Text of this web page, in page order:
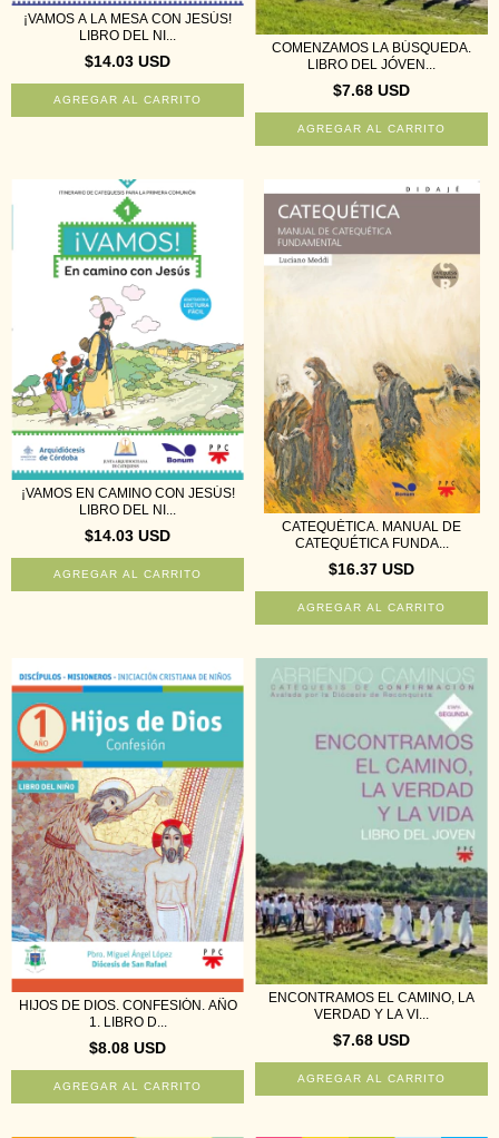
¡VAMOS A LA MESA CON JESÚS!
LIBRO DEL NI...
$14.03 USD
COMENZAMOS LA BÚSQUEDA.
LIBRO DEL JÓVEN...
$7.68 USD
¡VAMOS EN CAMINO CON JESÚS!
LIBRO DEL NI...
$14.03 USD
CATEQUÉTICA. MANUAL DE
CATEQUÉTICA FUNDA...
$16.37 USD
HIJOS DE DIOS. CONFESIÓN. AÑO
1. LIBRO D...
$8.08 USD
ENCONTRAMOS EL CAMINO, LA
VERDAD Y LA VI...
$7.68 USD